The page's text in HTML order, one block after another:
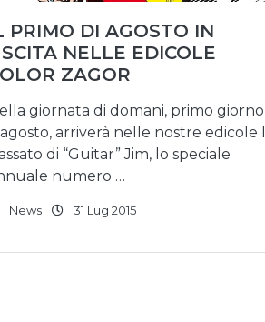
PRIMO DI AGOSTO IN
NELLE EDICOLE
ZAGOR
giornata di domani, primo giorno
arriverà nelle nostre edicole Il
di “Guitar” Jim, lo speciale
numero …
News 31 Lug 2015